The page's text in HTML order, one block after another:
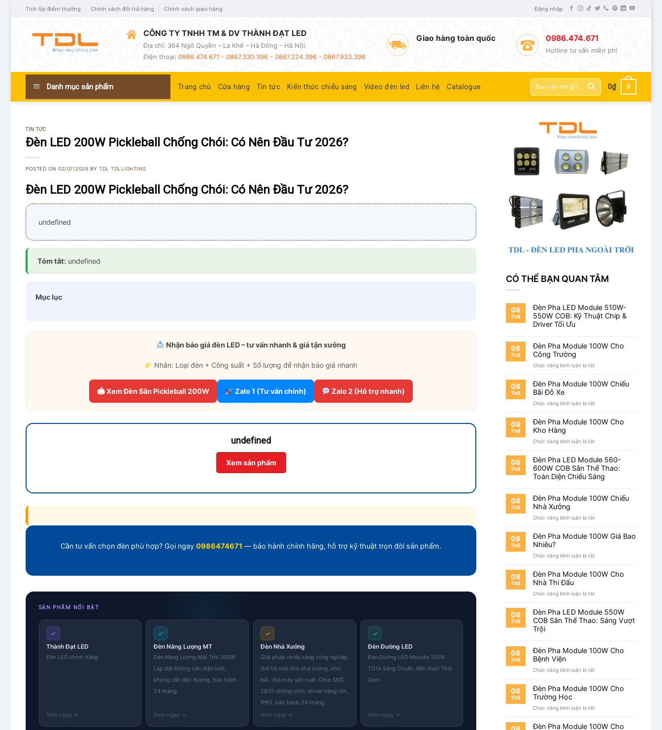
Tích lũy điểm thưởng Chính sách đổi trả hàng Chính sách giao hàng Đăng nhập
CÔNG TY TNHH TM & DV THÀNH ĐẠT LED
Địa chỉ: 364 Ngô Quyền – La Khê – Hà Đông – Hà Nội.
Điện thoại: 0986.474.671 - 0867.330.396 - 0867.224.396 - 0867.933.396
Giao hàng toàn quốc 0986.474.671
Hotline tư vấn miễn phí
Danh mục sản phẩm Trang chủ Cửa hàng Tin tức Kiến thức chiếu sáng Video đèn led Liên hệ Catalogue
Tìm
kiếm:
0₫ 0
TIN TỨC
Đèn LED 200W Pickleball Chống Chói: Có Nên Đầu Tư 2026?
POSTED ON02/07/2026 BYTDL TDLLIGHTING
Đèn LED 200W Pickleball Chống Chói: Có Nên Đầu Tư 2026?
undefined
Tóm tắt: undefined
Mục lục
Nhận báo giá đèn LED – tư vấn nhanh & giá tận xưởng
Nhắn: Loại đèn + Công suất + Số lượng để nhận báo giá nhanh
🏟 Xem Đèn Sân Pickleball 200W Zalo 1 (Tư vấn chính) Zalo 2 (Hỗ trợ nhanh)
undefined
Xem sản phẩm
Cần tư vấn chọn đèn phù hợp? Gọi ngay 0986474671 — bảo hành chính hãng, hỗ trợ kỹ thuật trọn đời sản phẩm.
SẢN PHẨM NỔI BẬT
✓
Thành Đạt LED
Đèn LED chính hãng
✓
Đèn Năng Lượng MT
Đèn Năng Lượng Mặt Trời 300W
Lắp đặt không cần điện lưới,
không cần đào đường, bảo hành
24 tháng.
✓
Đèn Nhà Xưởng
Giải pháp chiếu sáng công nghiệp
thế hệ mới cho nhà xưởng, kho
bãi, nhà máy sản xuất. Chip SMD
2835 chống chói, driver hãng lớn,
IP65, bảo hành 24 tháng.
✓
Đèn Đường LED
Đèn Đường LED Module 150W
TD14 Sáng Chuẩn, Bền Vượt Thời
Gian
CÓ THỂ BẠN QUAN TÂM
08
Th8
Đèn Pha LED Module 510W-
550W COB: Kỹ Thuật Chip &
Driver Tối Ưu
08
Th8
Đèn Pha Module 100W Cho
Công Trường
Chức năng bình luận bị tắt
Pha
Module
Trường
08
Th8
Đèn Pha Module 100W Chiếu
Bãi Đỗ Xe
Chức năng bình luận bị tắt
Pha
Module
Đỗ
Xe
08
Th8
Đèn Pha Module 100W Cho
Kho Hàng
Chức năng bình luận bị tắt
Pha
Module
100W
Cho
Hàng
08
Th8
Đèn Pha LED Module 560-
600W COB Sân Thể Thao:
Toàn Diện Chiếu Sáng
08
Th8
Đèn Pha Module 100W Chiếu
Nhà Xưởng
Chức năng bình luận bị tắt
Pha
Module
Xưởng
08
Th8
Đèn Pha Module 100W Giá Bao
Nhiêu?
Chức năng bình luận bị tắt
Pha
Module
Nhiêu?
08
Th8
Đèn Pha Module 100W Cho
Nhà Thi Đấu
Chức năng bình luận bị tắt
Pha
Module
100W
Thi
08
Th8
Đèn Pha LED Module 550W
COB Sân Thể Thao: Sáng Vượt
Trội
08
Th8
Đèn Pha Module 100W Cho
Bệnh Viện
Chức năng bình luận bị tắt
Pha
Module
Viện
08
Th8
Đèn Pha Module 100W Cho
Trường Học
Chức năng bình luận bị tắt
Pha
Đèn Pha Module 100W Cho